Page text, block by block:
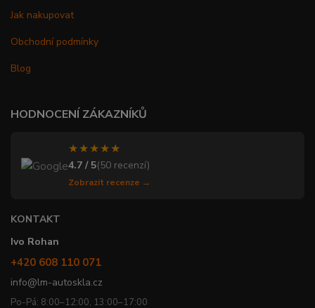
Jak nakupovat
Obchodní podmínky
Blog
HODNOCENÍ ZÁKAZNÍKŮ
★★★★★
4.7 / 5(50 recenzí)
Zobrazit recenze →
KONTAKT
Ivo Rohan
+420 608 110 071
info@lm-autoskla.cz
Po-Pá: 8:00–12:00, 13:00–17:00